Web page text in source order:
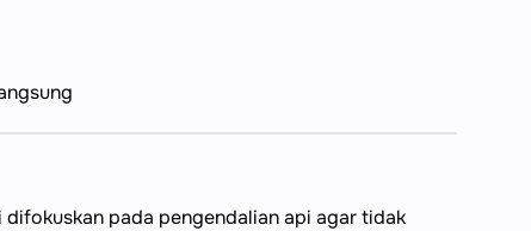
difokuskan pada pengendalian api agar tidak